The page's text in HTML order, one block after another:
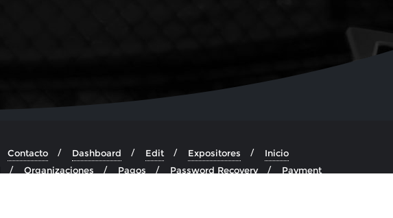
Contacto Dashboard Edit Expositores
Inicio
Organizaciones Pagos Password Recovery
Payment